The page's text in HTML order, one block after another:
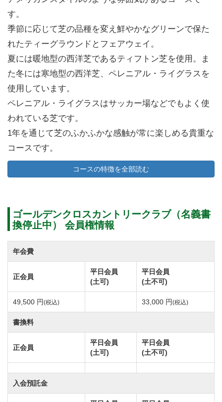
す。
季節に応じて芝の品種を変え鮮やかなグリーンで保た
れたティーグラウンドとフェアウェイ。
夏には暖地型の西洋芝であるティフトン芝を使用。ま
た冬には寒地型の西洋芝、ペレニアル・ライグラスを
使用しています。
ペレニアル・ライグラスはサッカー場などでもよく使
われている芝です。
1年を通じて芝のふかふかな感触が常に楽しめる貴重な
コースです。
池が絡むホールやグリーン周辺にあるバンカーの絶妙
富。
ダイナミックなショットが楽しめる打ち下ろしや、フ
レイアウト。
「水の小林」と言われる名設計家、小林光昭氏だから
こそ引き出せる水の配置が印象的なホールの数々。
全体を通してバランスの良い造りになっています。
自然が見事に調和したコースは戦略の高さと景観美を
兼ね備えた全18ホールズ。
シックな佇まいのクラブハウス。一度足を踏み入れる
と落ち着いた雰囲気のフロント・ロビー。
レンガ調の壁が西洋の趣きを感じさせる造りになって
コースの特徴を全部読む
ゴールデンクロスカントリークラブ（名義書
換停止中） 会員権情報
年会費
正会員
平日会員
(土可)
平日会員
(土不可)
49,500 円(税込) 33,000 円(税込)
書換料
正会員
平日会員
(土可)
平日会員
(土不可)
入会預託金